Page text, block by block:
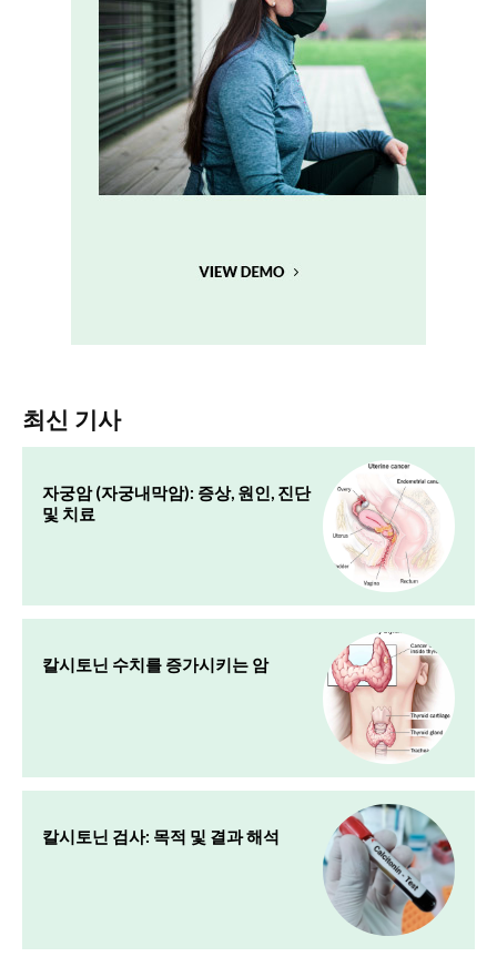
최신 기사
자궁암 (자궁내막암): 증상, 원인, 진단
및 치료
칼시토닌 수치를 증가시키는 암
칼시토닌 검사: 목적 및 결과 해석